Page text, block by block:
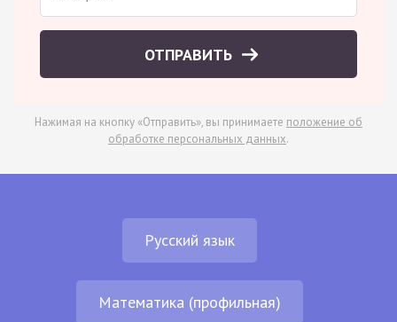
ОТПРАВИТЬ
Нажимая на кнопку «Отправить», вы принимаете положение об
обработке персональных данных.
Русский язык
Математика (профильная)